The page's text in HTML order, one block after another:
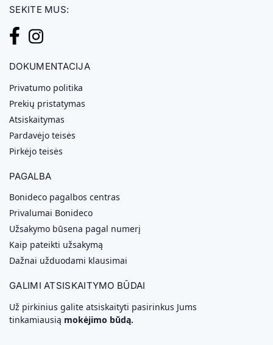
SEKITE MUS:
DOKUMENTACIJA
Privatumo politika
Prekių pristatymas
Atsiskaitymas
Pardavėjo teisės
Pirkėjo teisės
PAGALBA
Bonideco pagalbos centras
Privalumai Bonideco
Užsakymo būsena pagal numerį
Kaip pateikti užsakymą
Dažnai užduodami klausimai
GALIMI ATSISKAITYMO BŪDAI
Už pirkinius galite atsiskaityti pasirinkus Jums
tinkamiausią mokėjimo būdą.